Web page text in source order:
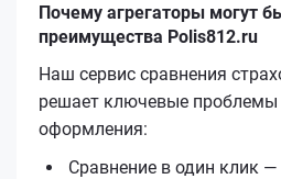
Почему агрегаторы могут
преимущества Polis812.ru
Наш сервис сравнения
решает ключевые проблемы
оформления:
Сравнение в один клик